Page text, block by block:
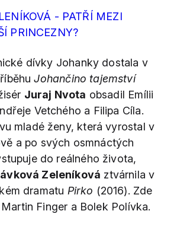
- PATŘÍ MEZI
PRINCEZNY?
dívky Johanky dostala v
Johančino tajemství
Juraj Nvota obsadil Emílii
Vetchého a Filipa Cíla.
mladé ženy, která vyrostal v
a po svých osmnáctých
do reálného života,
Zeleníková ztvárnila v
dramatu Pirko (2016). Zde
Finger a Bolek Polívka.